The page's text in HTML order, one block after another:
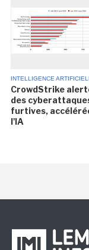
INTELLIGENCE
CrowdStrike
des
furtives,
l'IA